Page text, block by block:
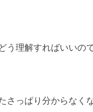
う理解すればいいの
さっぱり分からなく